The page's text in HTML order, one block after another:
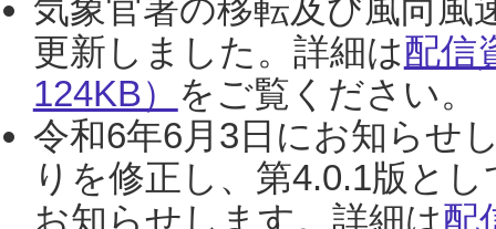
気象官署の移転及び風向風
更新しました。詳細は配信
124KB） をご覧ください。
令和6年6月3日にお知らせ
りを修正し、第4.0.1版と
お知らせします。詳細は配